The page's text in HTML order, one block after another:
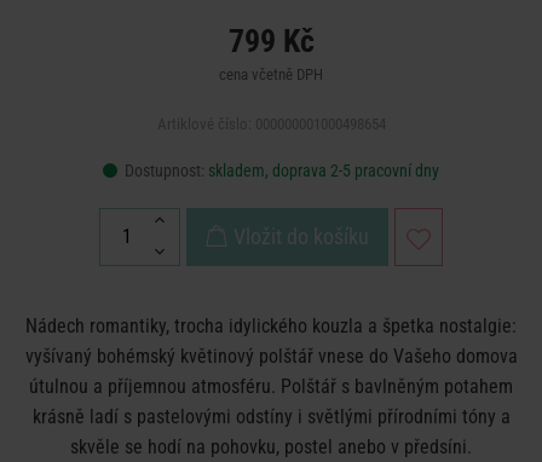
799 Kč
cena včetně DPH
Dostupnost: skladem, doprava 2-5 pracovní dny
Vložit do košíku
Nádech romantiky, trocha idylického kouzla a špetka nostalgie:
vyšívaný bohémský květinový polštář vnese do Vašeho domova
útulnou a příjemnou atmosféru. Polštář s bavlněným potahem
krásně ladí s pastelovými odstíny i světlými přírodními tóny a
skvěle se hodí na pohovku, postel anebo v předsíni.